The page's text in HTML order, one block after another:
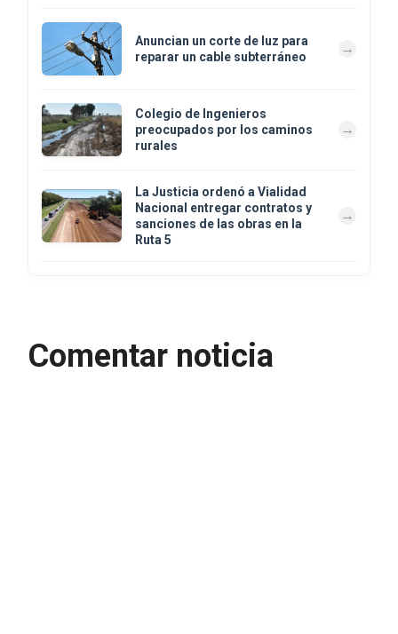
Anuncian un corte de luz para
reparar un cable subterráneo
Colegio de Ingenieros
preocupados por los caminos
rurales
La Justicia ordenó a Vialidad
Nacional entregar contratos y
sanciones de las obras en la
Ruta 5
Comentar noticia